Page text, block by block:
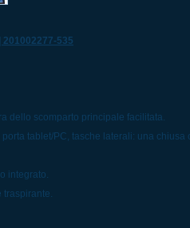
201002277-535
dello scomparto principale facilitata.
tablet/PC, tasche laterali: una chiusa
integrato.
traspirante.